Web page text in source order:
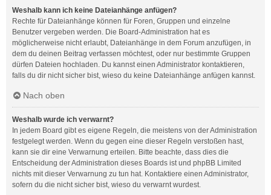
Weshalb kann ich keine Dateianhänge anfügen?
Rechte für Dateianhänge können für Foren, Gruppen und einzelne
Benutzer vergeben werden. Die Board-Administration hat es
möglicherweise nicht erlaubt, Dateianhänge in dem Forum anzufügen, in
dem du deinen Beitrag verfassen möchtest, oder nur bestimmte Gruppen
dürfen Dateien hochladen. Du kannst einen Administrator kontaktieren,
falls du dir nicht sicher bist, wieso du keine Dateianhänge anfügen kannst.
Nach oben
Weshalb wurde ich verwarnt?
In jedem Board gibt es eigene Regeln, die meistens von der Administration
festgelegt werden. Wenn du gegen eine dieser Regeln verstoßen hast,
kann sie dir eine Verwarnung erteilen. Bitte beachte, dass dies die
Entscheidung der Administration dieses Boards ist und phpBB Limited
nichts mit dieser Verwarnung zu tun hat. Kontaktiere einen Administrator,
sofern du die nicht sicher bist, wieso du verwarnt wurdest.